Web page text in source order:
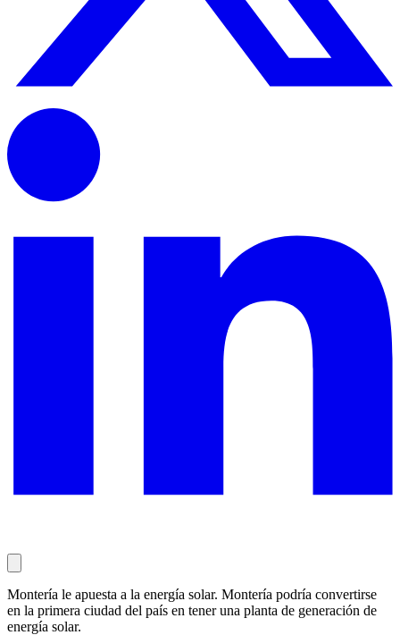
Montería le apuesta a la energía solar. Montería podría convertirse
en la primera ciudad del país en tener una planta de generación de
energía solar.